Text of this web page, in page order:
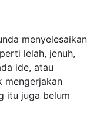
menyelesaikan
lelah, jenuh,
ide, atau
mengerjakan
itu juga belum